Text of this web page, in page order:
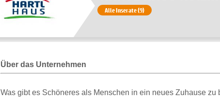
Alle Inserate (9)
Über das Unternehmen
Was gibt es Schöneres als Menschen in ein neues Zuhause zu